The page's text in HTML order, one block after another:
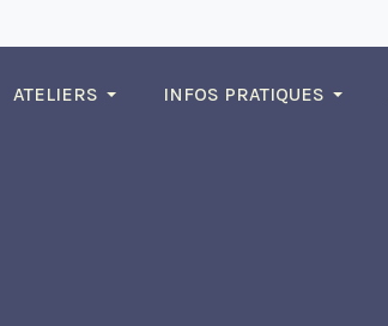
ATELIERS INFOS PRATIQUES